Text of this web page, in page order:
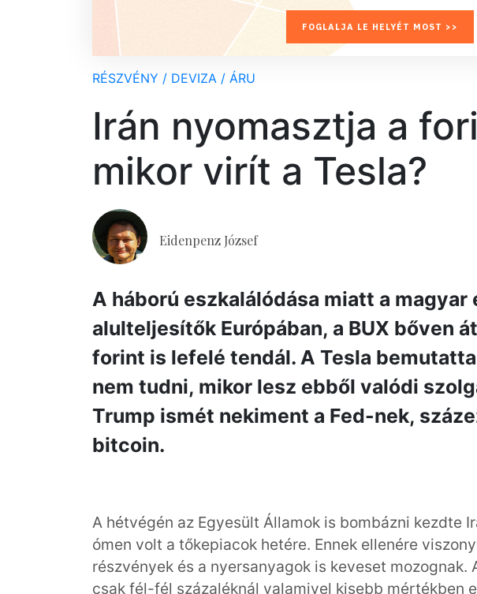
FOGLALJA LE HELYÉT MOST >>
RÉSZVÉNY / DEVIZA / ÁRU
Irán nyomasztja a
mikor virít a Tesla?
Eidenpenz József
A háború eszkalálódása miatt a magyar
alulteljesítők Európában, a BUX bőven
forint is lefelé tendál. A Tesla
nem tudni, mikor lesz ebből valódi
Trump ismét nekiment a Fed-nek,
bitcoin.
A hétvégén az Egyesült Államok is bombázni kezdte
ómen volt a tőkepiacok hetére. Ennek ellenére
részvények és a nyersanyagok is keveset mozognak.
csak fél-fél százaléknál valamivel kisebb mértékben